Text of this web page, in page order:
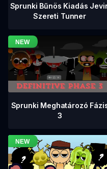
Sprunki Bűnös Kiadás
Szereti Tunner
Sprunki Meghatározó
3